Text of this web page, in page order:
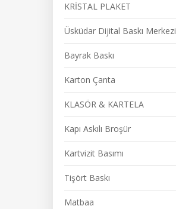
KRİSTAL PLAKET
Üsküdar Dijital Baskı Merkezi
Bayrak Baskı
Karton Çanta
KLASÖR & KARTELA
Kapı Askılı Broşür
Kartvizit Basımı
Tişört Baskı
Matbaa